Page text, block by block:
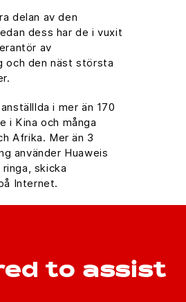
delan av den
dess har de i vuxit
av
och den näst största
i mer än 170
i Kina och många
Afrika. Mer än 3
använder Huaweis
skicka
Internet.
to assist